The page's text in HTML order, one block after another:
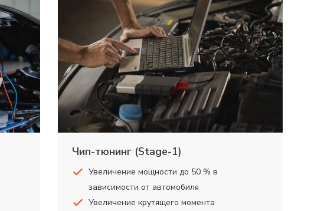
Чип-тюнинг (Stage-1)
Увеличение мощности до 50 % в
зависимости от автомобиля
Увеличение крутящего момента